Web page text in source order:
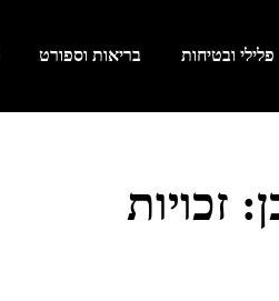
פלילי ובטיחות בריאות וספורט
זכויות